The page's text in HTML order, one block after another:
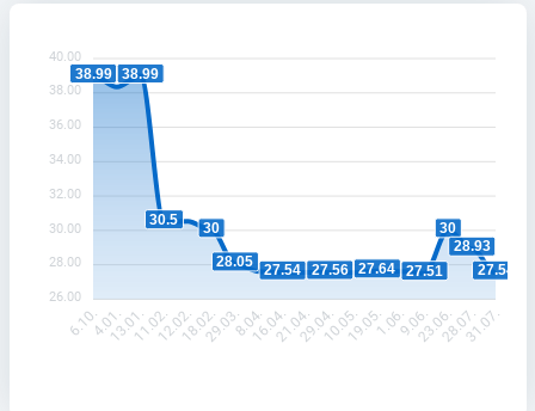
40.00
38.00
36.00
34.00
32.00
30.00
28.00
26.00
38.99 38.99
30.5
30
28.05
27.54 27.56 27.64 27.51
30
28.93
27.54
6.10.4.01.13.01.11.02.12.02.18.02.29.03.8.04.16.04.21.04.29.04.10.05.19.05.1.06.9.06.23.06.28.07.31.07.